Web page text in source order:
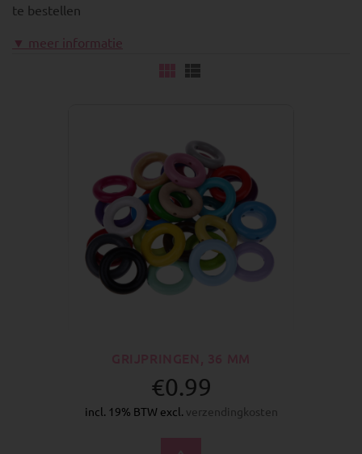
te bestellen
▼ meer informatie
€0.99
incl. 19% BTW excl. verzendingkosten